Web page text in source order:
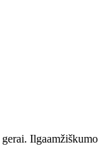
Ilgaamžiškumo